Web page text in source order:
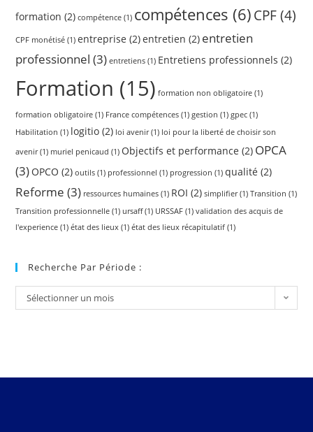
formation (2) compétence (1) compétences (6)CPF(4)
CPF monétisé (1) entreprise (2)entretien (2) entretien
professionnel (3) entretiens (1) Entretiens professionnels (2)
Formation (15) formation non obligatoire (1)
formation obligatoire (1) France compétences (1) gestion (1) gpec (1)
Habilitation (1) logitio (2) loi avenir(1) loi pour la liberté de choisir son
avenir(1) muriel penicaud (1) Objectifs et performance (2) OPCA
(3) OPCO (2) outils (1) professionnel (1) progression (1) qualité (2)
Reforme (3) ressources humaines (1) ROI (2) simplifier(1) Transition (1)
Transition professionnelle (1) ursaff(1) URSSAF (1) validation des acquis de
l'experience (1) état des lieux (1) état des lieux récapitulatif (1)
Recherche Par Période :
Sélectionner un mois